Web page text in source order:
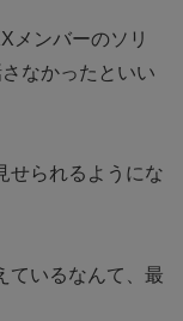
メンバーのソリ
なかったといい
せられるようにな
ているなんて、最